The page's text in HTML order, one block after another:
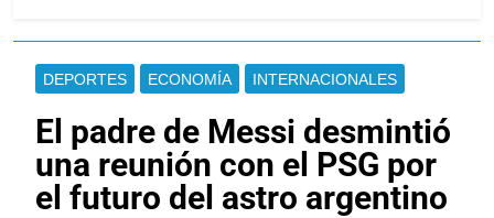
DEPORTES ECONOMÍA INTERNACIONALES
El padre de Messi desmintió
una reunión con el PSG por
el futuro del astro argentino